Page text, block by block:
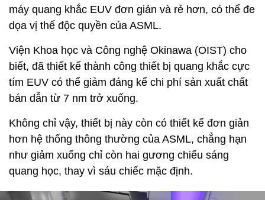
máy quang khắc EUV đơn giản và rẻ hơn, có thể đe
dọa vị thế độc quyền của ASML.
Viện Khoa học và Công nghệ Okinawa (OIST) cho
biết, đã thiết kế thành công thiết bị quang khắc cực
tím EUV có thể giảm đáng kể chi phí sản xuất chất
bán dẫn từ 7 nm trở xuống.
Không chỉ vậy, thiết bị này còn có thiết kế đơn giản
hơn hệ thống thông thường của ASML, chẳng hạn
như giảm xuống chỉ còn hai gương chiếu sáng
quang học, thay vì sáu chiếc mặc định.